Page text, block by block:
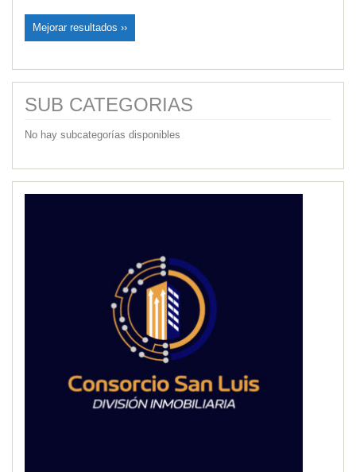
Mejorar resultados ››
SUB CATEGORIAS
No hay subcategorías disponibles